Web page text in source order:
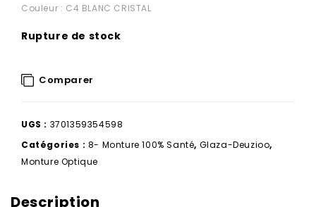
Couleur : C4 BLANC CRISTAL
Rupture de stock
Comparer
UGS : 3701359354598
Catégories : 8- Monture 100% Santé, Glaza-Deuzioo,
Monture Optique
Description